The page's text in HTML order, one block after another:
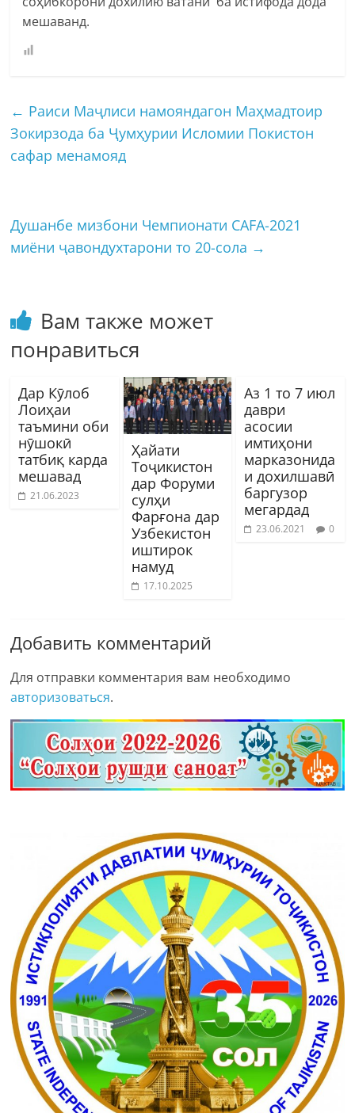
мешаванд.
← Раиси Маҷлиси намояндагон Маҳмадтоир
Зокирзода ба Ҷумҳурии Исломии Покистон
сафар менамояд
Душанбе мизбони Чемпионати CAFA-2021
миёни ҷавондухтарони то 20-сола →
Вам также может
понравиться
Дар Кӯлоб
Лоиҳаи
таъмини оби
нӯшокӣ
татбиқ карда
мешавад
21.06.2023
Ҳайати
Тоҷикистон
дар Форуми
сулҳи
Фарғона дар
Узбекистон
иштирок
намуд
17.10.2025
Аз 1 то 7 июл
даври
асосии
имтиҳони
марказонида
и дохилшавӣ
баргузор
мегардад
23.06.2021 0
Добавить комментарий
Для отправки комментария вам необходимо
авторизоваться.